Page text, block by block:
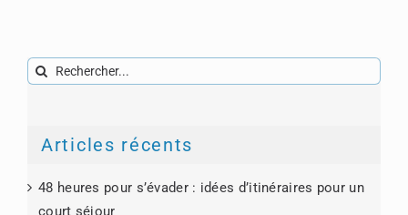
Rechercher:
Articles récents
48 heures pour s’évader : idées d’itinéraires pour un
court séjour